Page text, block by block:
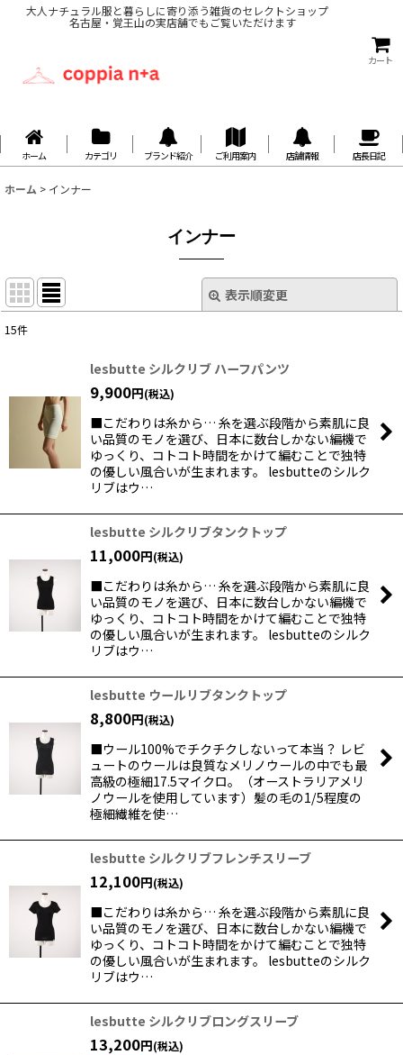
大人ナチュラル服と暮らしに寄り添う雑貨のセレクトショップ
名古屋・覚王山の実店舗でもご覧いただけます
カート
ホーム カテゴリ ブランド紹介 ご利用案内 店舗情報 店長日記
ホーム > インナー
インナー
表示順変更
並び順:
絞り込む
15件
lesbutte シルクリブ ハーフパンツ
9,900円(税込)
■こだわりは糸から… 糸を選ぶ段階から素肌に良
い品質のモノを選び、日本に数台しかない編機で
ゆっくり、コトコト時間をかけて編むことで独特
の優しい風合いが生まれます。 lesbutteのシルク
リブはウ…
lesbutte シルクリブタンクトップ
11,000円(税込)
■こだわりは糸から… 糸を選ぶ段階から素肌に良
い品質のモノを選び、日本に数台しかない編機で
ゆっくり、コトコト時間をかけて編むことで独特
の優しい風合いが生まれます。 lesbutteのシルク
リブはウ…
lesbutte ウールリブタンクトップ
8,800円(税込)
■ウール100%でチクチクしないって本当？ レビ
ュートのウールは良質なメリノウールの中でも最
高級の極細17.5マイクロ。（オーストラリアメリ
ノウールを使用しています）髪の毛の1/5程度の
極細繊維を使…
lesbutte シルクリブフレンチスリーブ
12,100円(税込)
■こだわりは糸から… 糸を選ぶ段階から素肌に良
い品質のモノを選び、日本に数台しかない編機で
ゆっくり、コトコト時間をかけて編むことで独特
の優しい風合いが生まれます。 lesbutteのシルク
リブはウ…
lesbutte シルクリブロングスリーブ
13,200円(税込)